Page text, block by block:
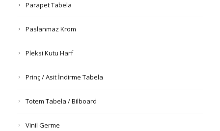
Parapet Tabela
Paslanmaz Krom
Pleksi Kutu Harf
Prinç / Asit İndirme Tabela
Totem Tabela / Bilboard
Vinil Germe